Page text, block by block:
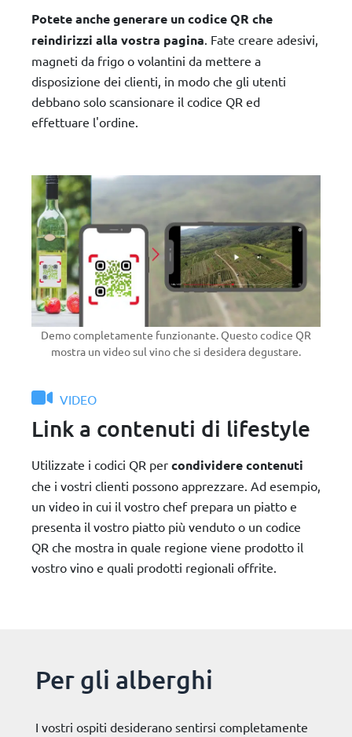
Potete anche generare un codice QR che
reindirizzi alla vostra pagina . Fate creare adesivi,
magneti da frigo o volantini da mettere a
disposizione dei clienti, in modo che gli utenti
debbano solo scansionare il codice QR ed
effettuare l'ordine.
VIDEO
Link a contenuti di lifestyle
Utilizzate i codici QR per condividerecontenuti
che i vostri clienti possono apprezzare. Ad esempio,
un video in cui il vostro chef prepara un piatto e
presenta il vostro piatto più venduto o un codice
QR che mostra in quale regione viene prodotto il
vostro vino e quali prodotti regionali offrite.
Demo completamente funzionante. Questo codice QR
mostra un video sul vino che si desidera degustare.
Per gli alberghi
I vostri ospiti desiderano sentirsi completamente